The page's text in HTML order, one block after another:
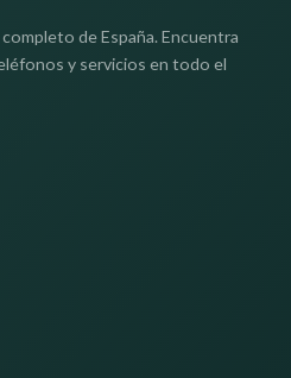
de España. Encuentra
y servicios en todo el